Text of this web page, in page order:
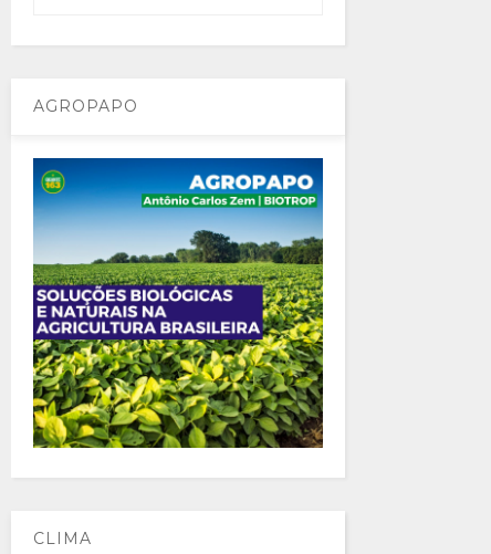
AGROPAPO
CLIMA